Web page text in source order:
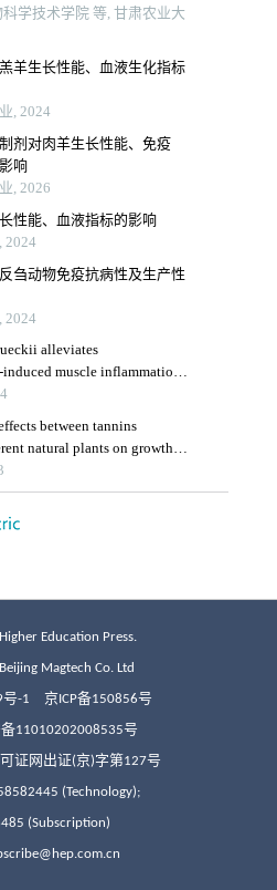
Education Press.
Magtech Co. Ltd
号-1 京ICP备150856号
11010202008535号
证网出证(京)字第127号
(Technology);
(Subscription)